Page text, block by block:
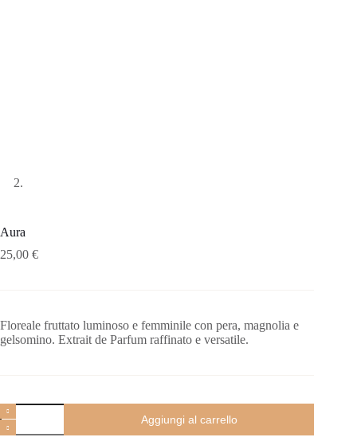
Aura
25,00 €
Floreale fruttato luminoso e femminile con pera, magnolia e
gelsomino. Extrait de Parfum raffinato e versatile.
Aggiungi al carrello